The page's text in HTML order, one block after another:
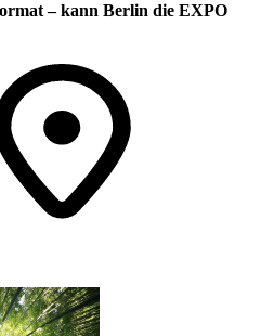
– kann Berlin die EXPO